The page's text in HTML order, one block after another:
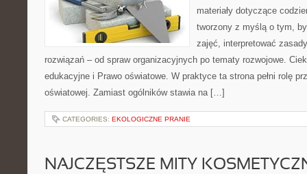
materiały dotyczące
tworzony z myślą o tym,
zajęć, interpretować
rozwiązań – od spraw organizacyjnych po tematy rozwojowe.
edukacyjne i Prawo oświatowe. W praktyce ta strona pełni rolę
oświatowej. Zamiast ogólników stawia na […]
CATEGORIES: EKOLOGICZNE PRANIE
NAJCZĘSTSZE MITY